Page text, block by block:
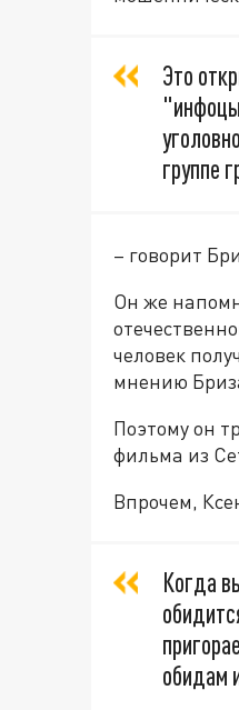
Это
группе
– говорит
Он же
человек
мнению
Поэтому он
фильма из
Впрочем,
Когда
обидам